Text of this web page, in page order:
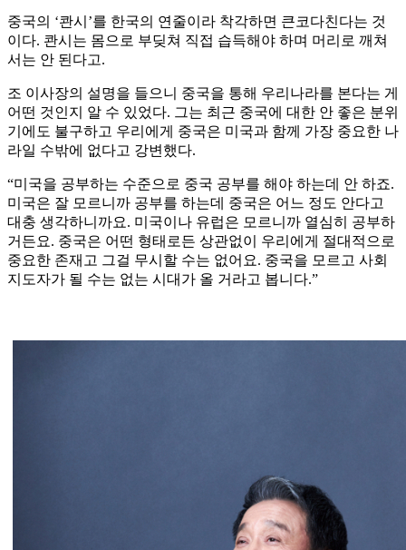
중국의 ‘콴시’를 한국의 연줄이라 착각하면 큰코다친다는 것
이다. 콴시는 몸으로 부딪쳐 직접 습득해야 하며 머리로 깨쳐
서는 안 된다고.
조 이사장의 설명을 들으니 중국을 통해 우리나라를 본다는 게
어떤 것인지 알 수 있었다. 그는 최근 중국에 대한 안 좋은 분위
기에도 불구하고 우리에게 중국은 미국과 함께 가장 중요한 나
라일 수밖에 없다고 강변했다.
“미국을 공부하는 수준으로 중국 공부를 해야 하는데 안 하죠.
미국은 잘 모르니까 공부를 하는데 중국은 어느 정도 안다고
대충 생각하니까요. 미국이나 유럽은 모르니까 열심히 공부하
거든요. 중국은 어떤 형태로든 상관없이 우리에게 절대적으로
중요한 존재고 그걸 무시할 수는 없어요. 중국을 모르고 사회
지도자가 될 수는 없는 시대가 올 거라고 봅니다.”